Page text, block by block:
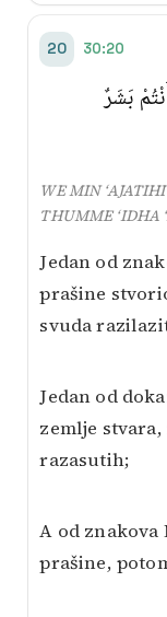
20 30:20
بَشَرٌ
WE MIN
THUMME ‘IDHA
Jedan od
prašine
svuda
Jedan od
zemlje
razasutih;
A od znakova
prašine,